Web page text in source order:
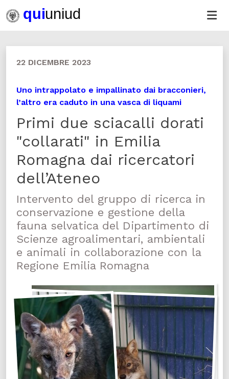
22 DICEMBRE 2023
Uno intrappolato e impallinato dai bracconieri,
l’altro era caduto in una vasca di liquami
Primi due sciacalli dorati
"collarati" in Emilia
Romagna dai ricercatori
dell’Ateneo
Intervento del gruppo di ricerca in
conservazione e gestione della
fauna selvatica del Dipartimento di
Scienze agroalimentari, ambientali
e animali in collaborazione con la
Regione Emilia Romagna